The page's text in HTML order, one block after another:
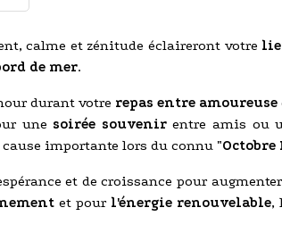
calme et zénitude éclaireront votre
de mer.
durant votre repas entre amoureuse
une soirée souvenirentre amis ou
cause importante lors du connu "Octobre
et de croissance pour
et pour l'énergie renouvelable,